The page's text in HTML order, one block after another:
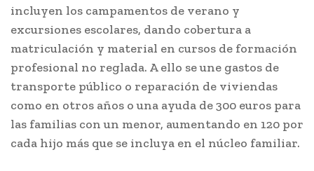
incluyen los campamentos de verano y
excursiones escolares, dando cobertura a
matriculación y material en cursos de formación
profesional no reglada. A ello se une gastos de
transporte público o reparación de viviendas
como en otros años o una ayuda de 300 euros para
las familias con un menor, aumentando en 120 por
cada hijo más que se incluya en el núcleo familiar.